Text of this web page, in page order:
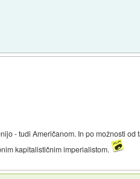
- tudi Američanom. In po možnosti
kapitalističnim imperialistom.